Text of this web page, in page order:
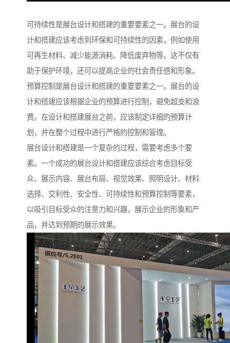
可持续性是展台设计和搭建的重要要素之一。展台的设
计和搭建应该考虑到环保和可持续性的因素，例如使用
可再生材料、减少能源消耗、降低废弃物等。这不仅有
助于保护环境，还可以提高企业的社会责任感和形象。
预算控制是展台设计和搭建的重要要素之一。展台的设
计和搭建应该根据企业的预算进行控制，避免超支和浪
费。在设计和搭建展台之前，应该制定详细的预算计
划，并在整个过程中进行严格的控制和管理。
展台设计和搭建是一个复杂的过程，需要考虑多个要
素。一个成功的展台设计和搭建应该综合考虑目标受
众、展示内容、展台布局、视觉效果、照明设计、材料
选择、交利性、安全性、可持续性和预算控制等要素，
以吸引目标受众的注意力和兴趣，展示企业的形象和产
品，并达到预期的展示效果。